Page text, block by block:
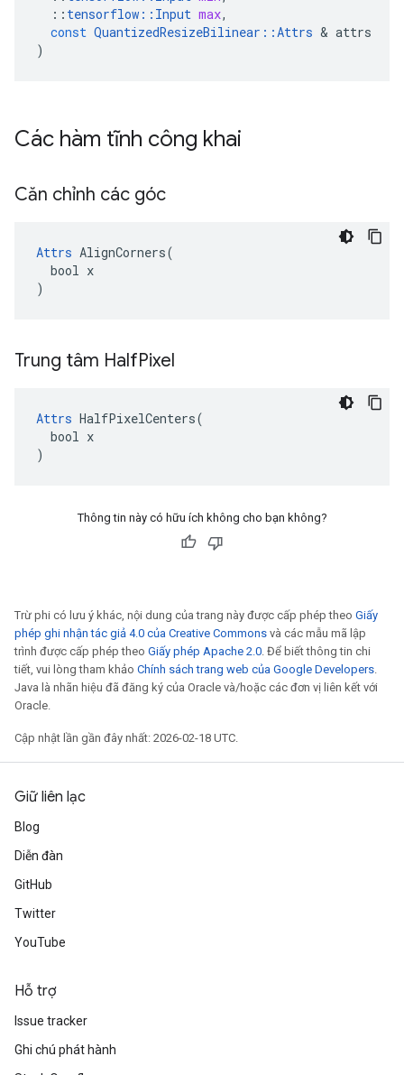
:: tensorflow :: Input max,
const QuantizedResizeBilinear ::Attrs & attrs
)
Các hàm tĩnh công khai
Căn chỉnh các góc
Attrs AlignCorners(
  bool x
)
Trung tâm HalfPixel
Attrs HalfPixelCenters(
  bool x
)
Thông tin này có hữu ích không cho bạn không?
Trừ phi có lưu ý khác, nội dung của trang này được cấp phép theo Giấy
phép ghi nhận tác giả 4.0 của Creative Commons và các mẫu mã lập
trình được cấp phép theo Giấy phép Apache 2.0. Để biết thông tin chi
tiết, vui lòng tham khảo Chính sách trang web của Google Developers.
Java là nhãn hiệu đã đăng ký của Oracle và/hoặc các đơn vị liên kết với
Oracle.
Cập nhật lần gần đây nhất: 2026-02-18 UTC.
Giữ liên lạc
Blog
Diễn đàn
GitHub
Twitter
YouTube
Hỗ trợ
Issue tracker
Ghi chú phát hành